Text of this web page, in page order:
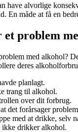
have alvorlige
En måde at få en
problem
med alkohol?
deres
planlagt.
trang til alkohol.
over dit forbrug.
det forårsager
med at drikke, selv
ikke drikker alkohol.